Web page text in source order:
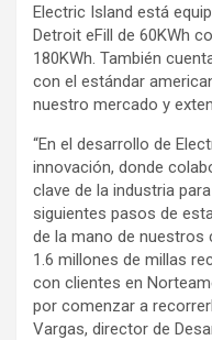
Electric Island está
Detroit eFill de 60KWh
180KWh. También
con el estándar
nuestro mercado y
“En el desarrollo de
innovación, donde
clave de la industria
siguientes pasos de
de la mano de nuestros
1.6 millones de millas
con clientes en
por comenzar a
Vargas, director de